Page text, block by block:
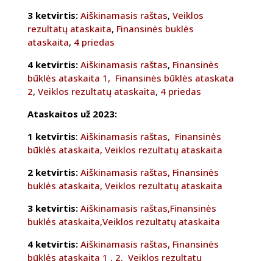
3 ketvirtis: Aiškinamasis raštas, Veiklos
rezultatų ataskaita, Finansinės buklės
ataskaita, 4 priedas
4 ketvirtis: Aiškinamasis raštas, Finansinės
būklės ataskaita 1, Finansinės būklės ataskata
2, Veiklos rezultatų ataskaita, 4 priedas
Ataskaitos už 2023:
1 ketvirtis: Aiškinamasis raštas, Finansinės
būklės ataskaita, Veiklos rezultatų ataskaita
2 ketvirtis: Aiškinamasis raštas, Finansinės
buklės ataskaita, Veiklos rezultatų ataskaita
3 ketvirtis: Aiškinamasis raštas,Finansinės
buklės ataskaita,Veiklos rezultatų ataskaita
4 ketvirtis: Aiškinamasis raštas, Finansinės
būklės ataskaita 1 , 2, Veiklos rezultatų